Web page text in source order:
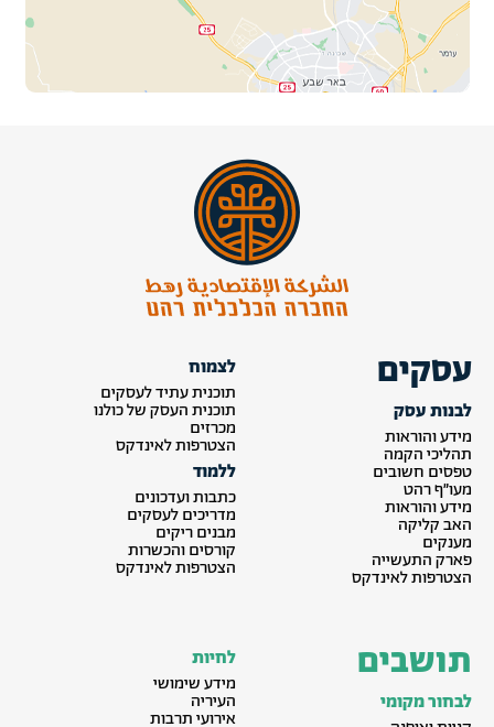
עסקים
לבנות עסק
מידע והוראות
תהליכי הקמה
טפסים חשובים
מעו״ף רהט
מידע והוראות
האב קליקה
מענקים
פארק התעשייה
הצטרפות לאינדקס
לצמוח
תוכנית עתיד לעסקים
תוכנית העסק של כולנו
מכרזים
הצטרפות לאינדקס
ללמוד
כתבות ועדכונים
מדריכים לעסקים
מבנים ריקים
קורסים והכשרות
הצטרפות לאינדקס
תושבים
לבחור מקומי
לחיות
מידע שימושי
העיריה
אירועי תרבות